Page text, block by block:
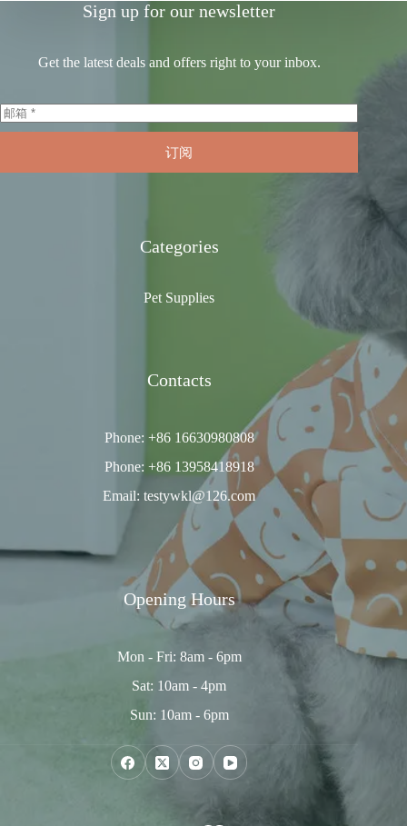
Sign up for our newsletter
Get the latest deals and offers right to your inbox.
订阅
Categories
Pet Supplies
Contacts
Phone: +86 16630980808
Phone: +86 13958418918
Email: testywkl@126.com
Opening Hours
Mon - Fri: 8am - 6pm
Sat: 10am - 4pm
Sun: 10am - 6pm